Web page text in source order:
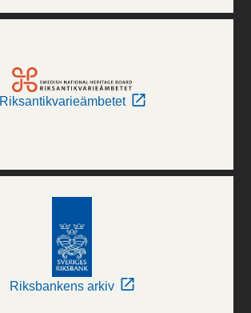
Riksantikvarieämbetet
Riksbankens arkiv